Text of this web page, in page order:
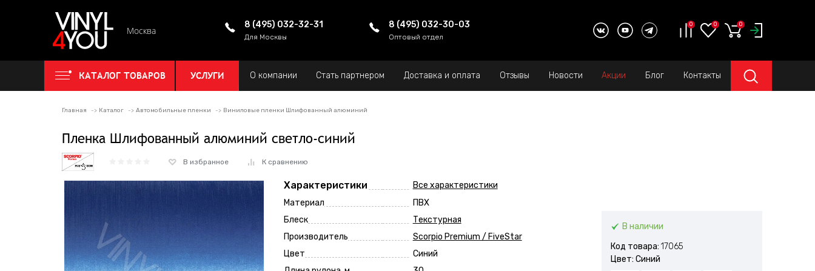
Москва
8 (495) 032-32-31
Для Москвы
8 (495) 032-30-03
Оптовый отдел
0 0 0
КАТАЛОГ ТОВАРОВ УСЛУГИ О компании Стать партнером Доставка и оплата Отзывы Новости Акции Блог Контакты
Главная Каталог Автомобильные пленки Виниловые пленки Шлифованный алюминий
Пленка Шлифованный алюминий светло-синий
В избранное К сравнению
Характеристики
Все характеристики
Материал
ПВХ
Блеск
Текстурная
Производитель
Scorpio Premium / FiveStar
Цвет
Синий
В наличии
Код товара: 17065
Цвет: Синий